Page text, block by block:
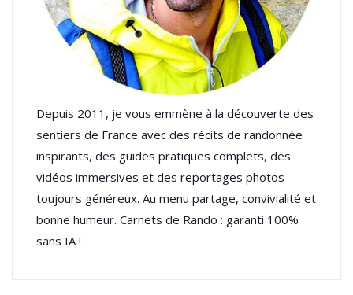
Depuis 2011, je vous emmène à la découverte des
sentiers de France avec des récits de randonnée
inspirants, des guides pratiques complets, des
vidéos immersives et des reportages photos
toujours généreux. Au menu partage, convivialité et
bonne humeur. Carnets de Rando : garanti 100%
sans IA !